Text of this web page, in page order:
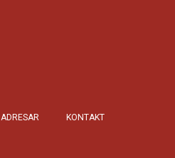
ADRESAR KONTAKT